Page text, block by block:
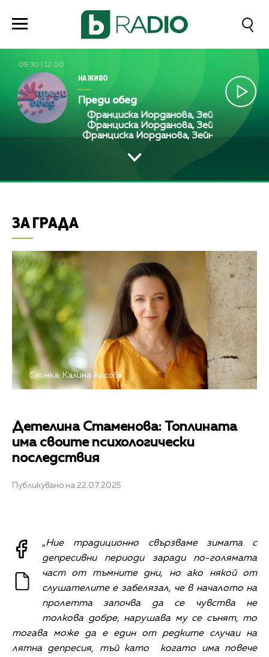
09:30 12:00
НА ЖИВО
Преди обед
Франциска Йорданова, Зейнеб
Франциска Йорданова, Зейнеб
Франциска Йорданова, Зейнеб
ЗА ГРАДА
Снимка: Калина Арсова
Детелина Стаменова: Топлината
има своите психологически
последствия
Публикувано на 22.07.2025
„Ние традиционно свързваме зимата с
депресивни периоди заради по-голямата
част от тъмните дни, но ако някой от
слушателите е забелязал, че в началото на
пролетта започва да се чувства не
толкова добре, нарушава му се сънят, то
тогава може да е един от редките случаи на
лятна депресия, тъй като когато има повече